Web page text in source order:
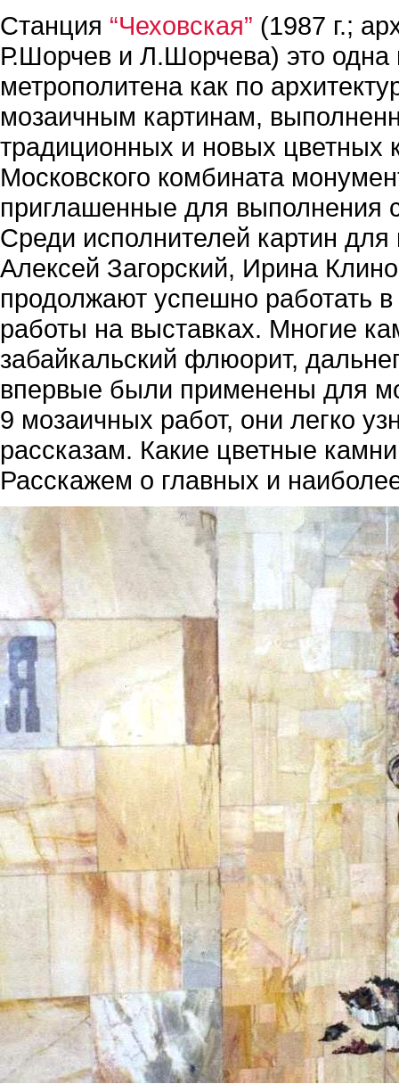
Станция “Чеховская” (1987 г.;
Р.Шорчев и Л.Шорчева) это одна
метрополитена как по
мозаичным картинам,
традиционных и новых цветных
Московского комбината
приглашенные для выполнения
Среди исполнителей картин
Алексей Загорский, Ирина
продолжают успешно работать
работы на выставках. Многие
забайкальский флюорит,
впервые были применены для
9 мозаичных работ, они легко
рассказам. Какие цветные
Расскажем о главных и